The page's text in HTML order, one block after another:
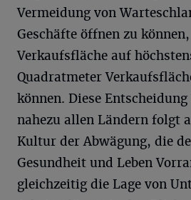
Vermeidung von
Geschäfte öffnen zu
Verkaufsfläche auf
Quadratmeter
können. Diese
nahezu allen Ländern folgt
Kultur der Abwägung, die
Gesundheit und Leben
gleichzeitig die Lage von